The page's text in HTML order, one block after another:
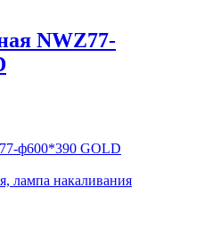
NWZ77-
ф600*390 GOLD
лампа накаливания